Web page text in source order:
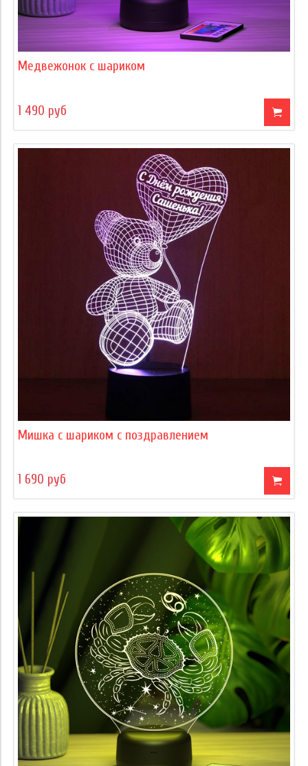
Медвежонок с шариком
1 490 руб
Мишка с шариком с поздравлением
1 690 руб